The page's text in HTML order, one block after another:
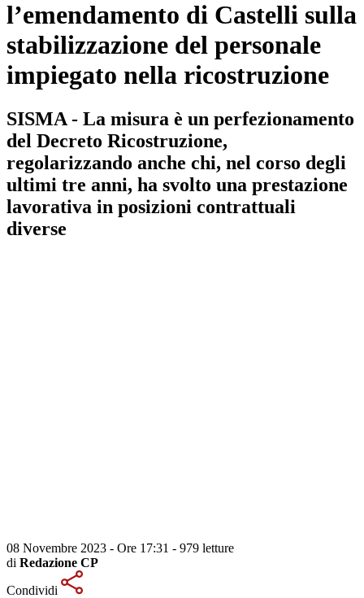
l’emendamento di Castelli sulla
stabilizzazione del personale
impiegato nella ricostruzione
SISMA - La misura è un perfezionamento
del Decreto Ricostruzione,
regolarizzando anche chi, nel corso degli
ultimi tre anni, ha svolto una prestazione
lavorativa in posizioni contrattuali
diverse
08 Novembre 2023 - Ore 17:31 - 979 letture
di Redazione CP
Condividi